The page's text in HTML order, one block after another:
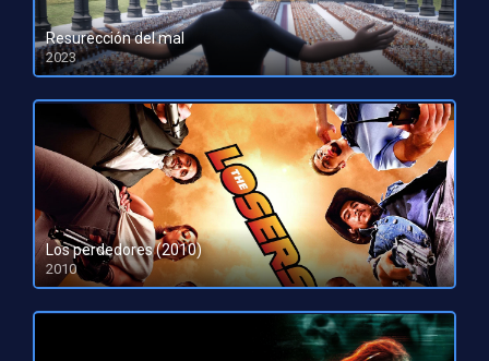
Resurección del mal
2023
HD 1080pHD 720p
Los perdedores (2010)
2010
HD 720p